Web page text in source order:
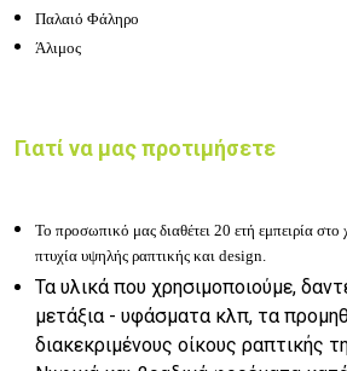
Παλαιό Φάληρο
Άλιμος
Γιατί να μας προτιμήσετε
Το προσωπικό μας διαθέτει 20 ετή εμπειρία
πτυχία υψηλής ραπτικής και design.
Τα υλικά που χρησιμοποιούμε,
μετάξια - υφάσματα κλπ, τα
διακεκριμένους οίκους ραπτικής